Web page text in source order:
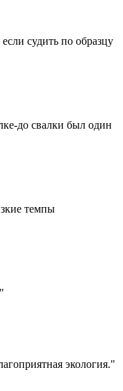
судить по образцу
до свалки был один
темпы
экология."